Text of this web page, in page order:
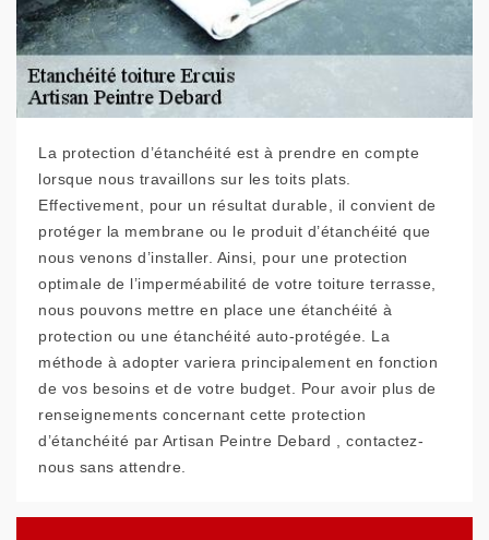
La protection d’étanchéité est à prendre en compte
lorsque nous travaillons sur les toits plats.
Effectivement, pour un résultat durable, il convient de
protéger la membrane ou le produit d’étanchéité que
nous venons d’installer. Ainsi, pour une protection
optimale de l’imperméabilité de votre toiture terrasse,
nous pouvons mettre en place une étanchéité à
protection ou une étanchéité auto-protégée. La
méthode à adopter variera principalement en fonction
de vos besoins et de votre budget. Pour avoir plus de
renseignements concernant cette protection
d’étanchéité par Artisan Peintre Debard , contactez-
nous sans attendre.